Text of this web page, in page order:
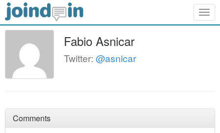
Fabio Asnicar
Twitter: @asnicar
Comments